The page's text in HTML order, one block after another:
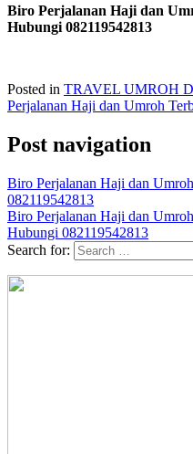
Biro Perjalanan Haji dan
Hubungi 082119542813
Posted in TRAVEL UMROH
Perjalanan Haji dan Umroh
Post navigation
Biro Perjalanan Haji dan
082119542813
Biro Perjalanan Haji dan
Hubungi 082119542813
Search for: